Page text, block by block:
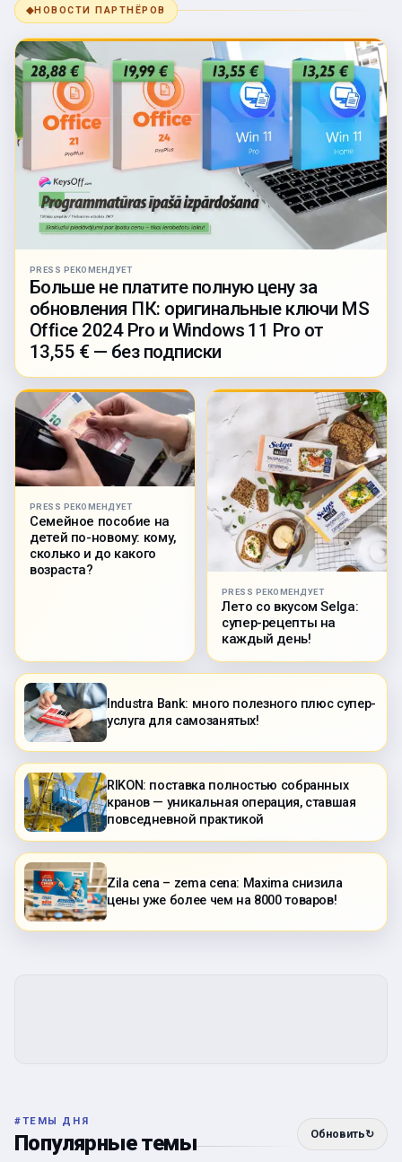
◆НОВОСТИ ПАРТНЁРОВ
PRESS РЕКОМЕНДУЕТ
Больше не платите полную цену за
обновления ПК: оригинальные ключи MS
Office 2024 Pro и Windows 11 Pro от
13,55 € — без подписки
PRESS РЕКОМЕНДУЕТ
Семейное пособие на
детей по-новому: кому,
сколько и до какого
возраста?
PRESS РЕКОМЕНДУЕТ
Лето со вкусом Selga:
супер-рецепты на
каждый день!
Industra Bank: много полезного плюс супер-
услуга для самозанятых!
RIKON: поставка полностью собранных
кранов — уникальная операция, ставшая
повседневной практикой
Zila cena – zema cena: Maxima снизила
цены уже более чем на 8000 товаров!
#ТЕМЫ ДНЯ
Популярные темы Обновить↻